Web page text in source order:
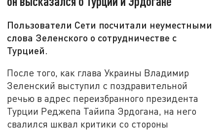
Пользователи Сети посчитали неуместными
слова Зеленского о сотрудничестве с
Турцией.
После того, как глава Украины Владимир
Зеленский выступил с поздравительной
речью в адрес переизбранного президента
Турции Реджепа Тайипа Эрдогана, на него
свалился шквал критики со стороны